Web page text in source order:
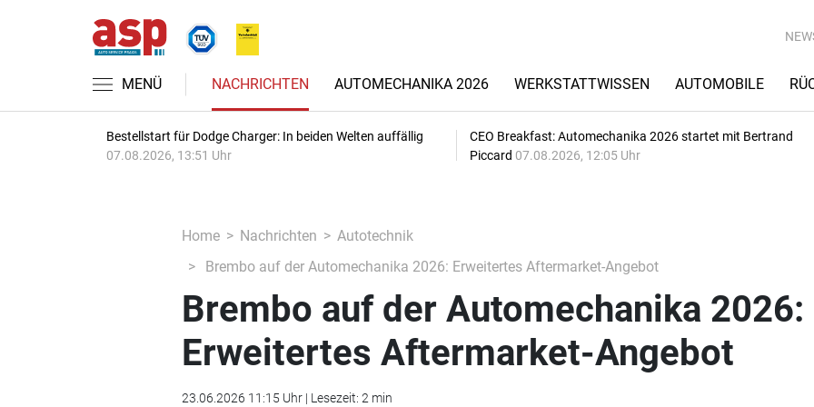
MENÜ NACHRICHTEN AUTOMECHANIKA 2026 WERKSTATTWISSEN AUTOMOBILE
Bestellstart für Dodge Charger: In beiden Welten auffällig
07.08.2026, 13:51 Uhr
CEO Breakfast: Automechanika 2026 startet mit Bertrand
Piccard 07.08.2026, 12:05 Uhr
Home Nachrichten
Autotechnik
Brembo auf der Automechanika 2026: Erweitertes Aftermarket-Angebot
Brembo auf der Automechanika 2026:
Erweitertes Aftermarket-Angebot
23.06.2026 11:15 Uhr | Lesezeit: 2 min